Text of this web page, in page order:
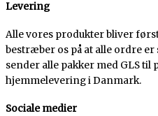
Levering
Alle vores produkter bliver
bestræber os på at alle ordre er
sender alle pakker med GLS til
hjemmelevering i Danmark.
Sociale medier